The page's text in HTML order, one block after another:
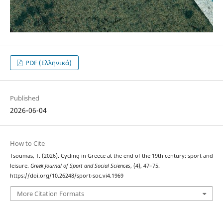
PDF (Ελληνικά)
Published
2026-06-04
How to Cite
Tsoumas, T. (2026). Cycling in Greece at the end of the 19th century: sport and
leisure. Greek Journal of Sport and Social Sciences, (4), 47–75.
https://doi.org/10.26248/sport-soc.vi4.1969
More Citation Formats